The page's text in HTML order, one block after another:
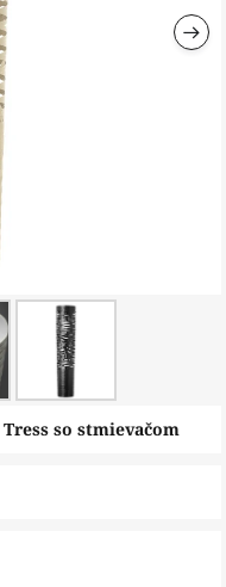
so stmievačom